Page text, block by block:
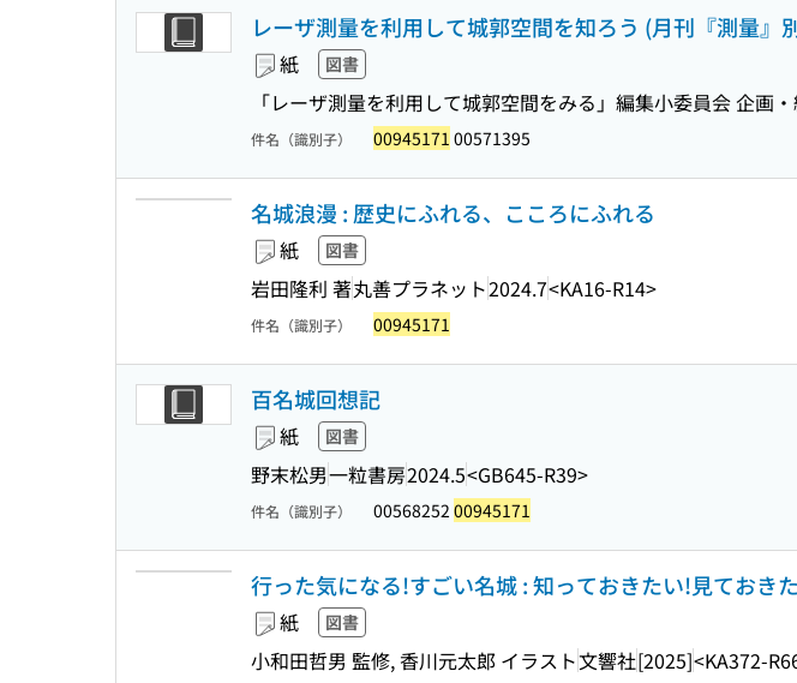
レーザ測量を利用して城郭空間を知ろう (月刊『測量』
紙 図書
「レーザ測量を利用して城郭空間をみる」編集小委員会 企画
件名（識別子） 00945171 00571395
名城浪漫 : 歴史にふれる、こころにふれる
紙 図書
岩田隆利 著丸善プラネット2024.7<KA16-R14>
件名（識別子） 00945171
百名城回想記
紙 図書
野末松男一粒書房2024.5<GB645-R39>
件名（識別子） 00568252 00945171
行った気になる!すごい名城 : 知っておきたい!見ておき
紙 図書
小和田哲男 監修, 香川元太郎 イラスト文響社[2025]<KA372-